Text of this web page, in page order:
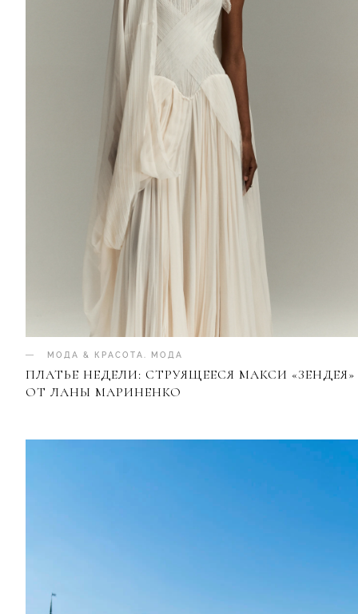
МОДА & КРАСОТА. МОДА
ПЛАТЬЕ НЕДЕЛИ: СТРУЯЩЕЕСЯ МАКСИ «ЗЕНДЕЯ»
ОТ ЛАНЫ МАРИНЕНКО